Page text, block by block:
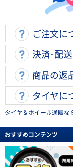
ご注文に
決済･配
商品の返
タイヤに
タイヤ＆ホイール通販な
おすすめコンテンツ